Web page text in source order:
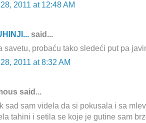
2011 at 12:48 AM
said...
savetu, probaću tako sledeći put pa
2011 at 8:32 AM
said...
sad sam videla da si pokusala i sa
tahini i setila se koje je gutine sam